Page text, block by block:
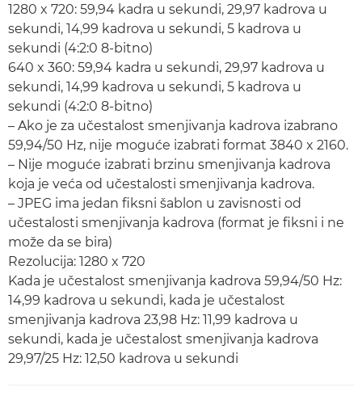
1280 x 720: 59,94 kadra u sekundi, 29,97 kadrova u
sekundi, 14,99 kadrova u sekundi, 5 kadrova u
sekundi (4:2:0 8-bitno)
640 x 360: 59,94 kadra u sekundi, 29,97 kadrova u
sekundi, 14,99 kadrova u sekundi, 5 kadrova u
sekundi (4:2:0 8-bitno)
– Ako je za učestalost smenjivanja kadrova izabrano
59,94/50 Hz, nije moguće izabrati format 3840 x 2160.
– Nije moguće izabrati brzinu smenjivanja kadrova
koja je veća od učestalosti smenjivanja kadrova.
– JPEG ima jedan fiksni šablon u zavisnosti od
učestalosti smenjivanja kadrova (format je fiksni i ne
može da se bira)
Rezolucija: 1280 x 720
Kada je učestalost smenjivanja kadrova 59,94/50 Hz:
14,99 kadrova u sekundi, kada je učestalost
smenjivanja kadrova 23,98 Hz: 11,99 kadrova u
sekundi, kada je učestalost smenjivanja kadrova
29,97/25 Hz: 12,50 kadrova u sekundi